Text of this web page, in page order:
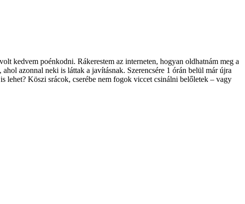
kedvem poénkodni. Rákerestem az interneten, hogyan oldhatnám meg a
azonnal neki is láttak a javításnak. Szerencsére 1 órán belül már újra
lehet? Köszi srácok, cserébe nem fogok viccet csinálni belőletek – vagy